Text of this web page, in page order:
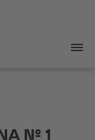
№ 1